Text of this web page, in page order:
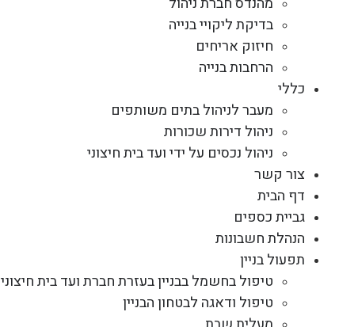
בדיקת ליקויי בנייה
חיזוק אריחים
הרחבות בנייה
כללי
מעבר לניהול בתים משותפים
ניהול דירות שכורות
ניהול נכסים על ידי ועד בית חיצוני
צור קשר
דף הבית
גביית כספים
הנהלת חשבונות
תפעול בניין
טיפול בחשמל בבניין בעזרת חברת ועד בית חיצוני
טיפול ודאגה לבטחון הבניין